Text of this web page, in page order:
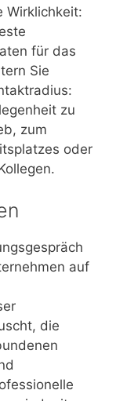
Wirklichkeit:
für das
Sie
zu
zum
oder
auf
die